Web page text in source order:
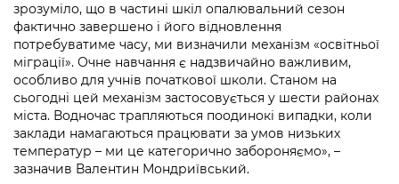
Звернення громадян
Регуляторна діяльність
Промисловість і наука Києва
Підприємства, установи, організації
Kyiv International Relations
Безпека та правопорядок
Ритуальні послуги
Іноземцям / For foreigners
Пам'ятки культурної спадщини
Портал Захисників та Захисниць
Допомога учасникам АТО
Рада з питань внутрішньо переміщених
осіб при Київській міській військовій
адміністрації
«Ініціатива «Партнерство «Відкритий
Уряд» – місцевий рівень»
Важливе під час воєнного стану
бездіяльності розпорядників інформації
Звіти про опрацювання запитів на
публічну інформацію
Інформація для споживачів
Про відкриті дані
hospitals at work under martial law
Контакти для медіа / Contacts for mass
media
зрозуміло, що в частині шкіл опалювальний сезон
фактично завершено і його відновлення
потребуватиме часу, ми визначили механізм «освітньої
міграції». Очне навчання є надзвичайно важливим,
особливо для учнів початкової школи. Станом на
сьогодні цей механізм застосовується у шести районах
міста. Водночас трапляються поодинокі випадки, коли
заклади намагаються працювати за умов низьких
температур – ми це категорично забороняємо», –
зазначив Валентин Мондриївський.